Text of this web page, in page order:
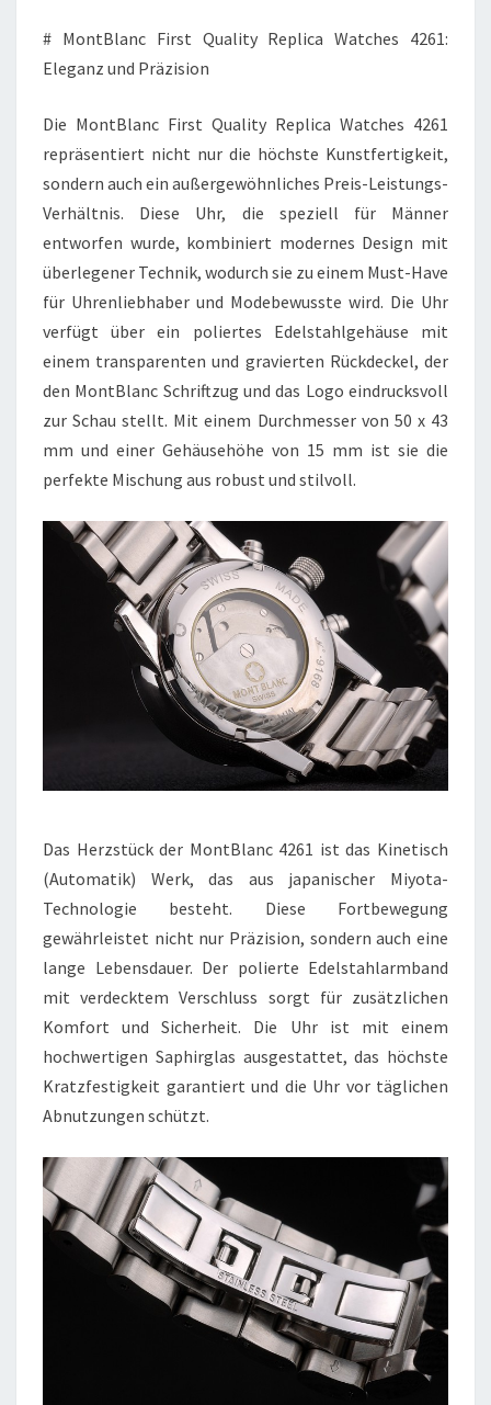
# MontBlanc First Quality Replica Watches 4261:
Eleganz und Präzision
Die MontBlanc First Quality Replica Watches 4261
repräsentiert nicht nur die höchste Kunstfertigkeit,
sondern auch ein außergewöhnliches Preis-Leistungs-
Verhältnis. Diese Uhr, die speziell für Männer
entworfen wurde, kombiniert modernes Design mit
überlegener Technik, wodurch sie zu einem Must-Have
für Uhrenliebhaber und Modebewusste wird. Die Uhr
verfügt über ein poliertes Edelstahlgehäuse mit
einem transparenten und gravierten Rückdeckel, der
den MontBlanc Schriftzug und das Logo eindrucksvoll
zur Schau stellt. Mit einem Durchmesser von 50 x 43
mm und einer Gehäusehöhe von 15 mm ist sie die
perfekte Mischung aus robust und stilvoll.
Das Herzstück der MontBlanc 4261 ist das Kinetisch
(Automatik) Werk, das aus japanischer Miyota-
Technologie besteht. Diese Fortbewegung
gewährleistet nicht nur Präzision, sondern auch eine
lange Lebensdauer. Der polierte Edelstahlarmband
mit verdecktem Verschluss sorgt für zusätzlichen
Komfort und Sicherheit. Die Uhr ist mit einem
hochwertigen Saphirglas ausgestattet, das höchste
Kratzfestigkeit garantiert und die Uhr vor täglichen
Abnutzungen schützt.